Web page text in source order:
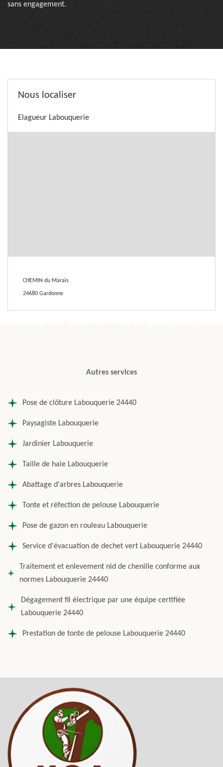
sans engagement.
Nous localiser
Elagueur Labouquerie
CHEMIN du Marais
24680 Gardonne
Autres services
Pose de clôture Labouquerie 24440
Paysagiste Labouquerie
Jardinier Labouquerie
Taille de haie Labouquerie
Abattage d'arbres Labouquerie
Tonte et réfection de pelouse Labouquerie
Pose de gazon en rouleau Labouquerie
Service d'évacuation de dechet vert Labouquerie 24440
Traitement et enlevement nid de chenille conforme aux
normes Labouquerie 24440
Dégagement fil électrique par une équipe certifiée
Labouquerie 24440
Prestation de tonte de pelouse Labouquerie 24440